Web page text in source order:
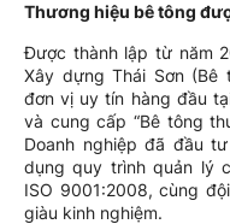
Thương hiệu bê tông
Được thành lập từ năm
Xây dựng Thái Sơn (Bê
đơn vị uy tín hàng đầu
và cung cấp “Bê tông
Doanh nghiệp đã đầu
dụng quy trình quản lý
ISO 9001:2008, cùng
giàu kinh nghiệm.